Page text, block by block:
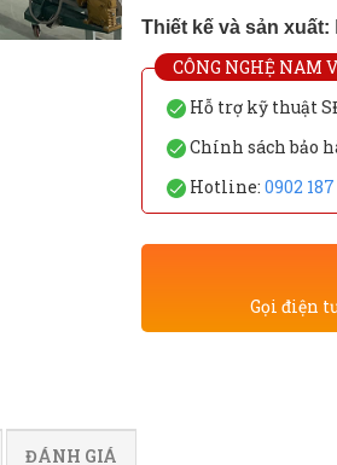
Thiết kế và sản xuất:
CÔNG NGHỆ NAM
Hỗ trợ kỹ thuật
Chính sách bảo
Hotline: 0902
Gọi điện
ĐÁNH GIÁ